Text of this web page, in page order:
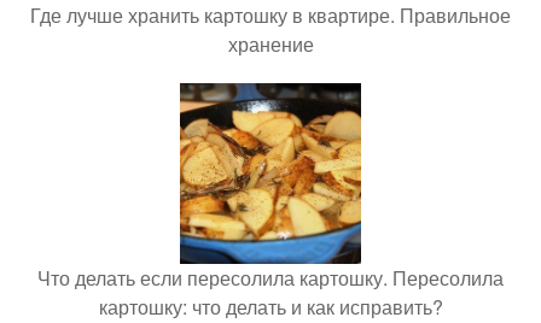
Где лучше хранить картошку в квартире. Правильное
хранение
Что делать если пересолила картошку. Пересолила
картошку: что делать и как исправить?